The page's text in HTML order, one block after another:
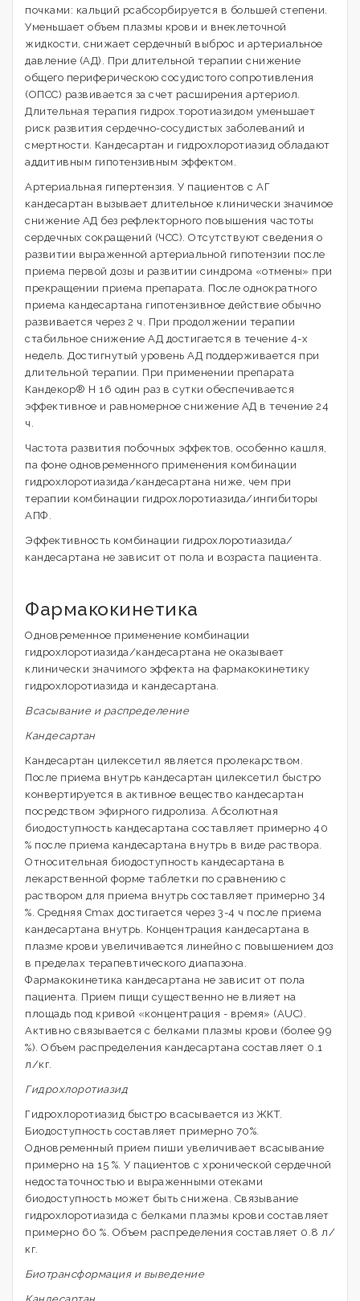
почками: кальций рсабсорбируется в большей степени.
Уменьшает объем плазмы крови и внеклеточной
жидкости, снижает сердечный выброс и артериальное
давление (АД). При длительной терапии снижение
общего периферическою сосудистого сопротивления
(ОПСС) развивается за счет расширения артериол.
Длительная терапия гидрох.торотиазидом уменьшает
риск развития сердечно-сосудистых заболеваний и
смертности. Кандесартан и гидрохлоротиазид обладают
аддитивным гипотензивным эффектом.
Артериальная гипертензия. У пациентов с АГ
кандесартан вызывает длительное клинически значимое
снижение АД без рефлекторного повышения частоты
сердечных сокращений (ЧСС). Отсутствуют сведения о
развитии выраженной артериальной гипотензии после
приема первой дозы и развитии синдрома «отмены» при
прекращении приема препарата. После однократного
приема кандесартана гипотензивное действие обычно
развивается через 2 ч. При продолжении терапии
стабильное снижение АД достигается в течение 4-х
недель. Достигнутый уровень АД поддерживается при
длительной терапии. При применении препарата
Кандекор® Н 16 один раз в сутки обеспечивается
эффективное и равномерное снижение АД в течение 24
ч.
Частота развития побочных эффектов, особенно кашля,
па фоне одновременного применения комбинации
гидрохлоротиазида/кандесартана ниже, чем при
терапии комбинации гидрохлоротиазида/ингибиторы
AПФ.
Эффективность комбинации гидрохлоротиазида/
кандесартана не зависит от пола и возраста пациента.
Фармакокинетика
Одновременное применение комбинации
гидрохлоротиазида/кандесартана не оказывает
клинически значимого эффекта на фармакокинетику
гидрохлоротиазида и кандесартана.
Всасывание и распределение
Кандесартан
Кандесартан цилексетил является пролекарством.
После приема внутрь кандесартан цилексетил быстро
конвертируется в активное вещество кандесартан
посредством эфирного гидролиза. Абсолютная
биодоступность кандесартана составляет примерно 40
% после приема кандесартана внутрь в виде раствора.
Относительная биодоступность кандесартана в
лекарственной форме таблетки по сравнению с
раствором для приема внутрь составляет примерно 34
%. Средняя Cmax достигается через 3-4 ч после приема
кандесартана внутрь. Концентрация кандесартана в
плазме крови увеличивается линейно с повышением доз
в пределах терапевтического диапазона.
Фармакокинетика кандесартана не зависит от пола
пациента. Прием пищи существенно не влияет на
площадь под кривой «концентрация - время» (AUC).
Активно связывается с белками плазмы крови (более 99
%). Объем распределения кандесартана составляет 0.1
л/кг.
Гидрохлоротиазид
Гидрохлоротиазид быстро всасывается из ЖКТ.
Биодоступность составляет примерно 70%.
Одновременный прием пиши увеличивает всасывание
примерно на 15 %. У пациентов с хронической сердечной
недостаточностью и выраженными отеками
биодоступность может быть снижена. Связывание
гидрохлоротиазида с белками плазмы крови составляет
примерно 60 %. Объем распределения составляет 0.8 л/
кг.
Биотрансформация и выведение